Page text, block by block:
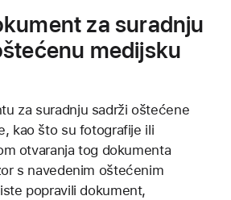
za suradnju
medijsku
za suradnju sadrži oštećene
kao što su fotografije ili
otvaranja tog dokumenta
s navedenim oštećenim
popravili dokument,